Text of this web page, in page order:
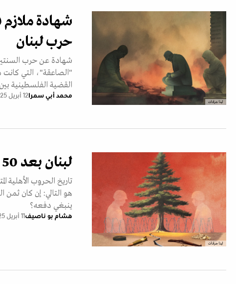
لينا جرادات
شهادة
حرب لبنان
"الصاعقة"، التي كانت
القضية الفلسطينية
محمد أبي سمرا 12 أبريل 2025
لينا جرادات
لبنان بعد 50 سنة حرب توقفت... ولم تنته
تاريخ الحروب الأهلية
هو التالي: إن كان ثمن
ينبغي دفعه؟
هشام بو ناصيف11 أبريل 2025